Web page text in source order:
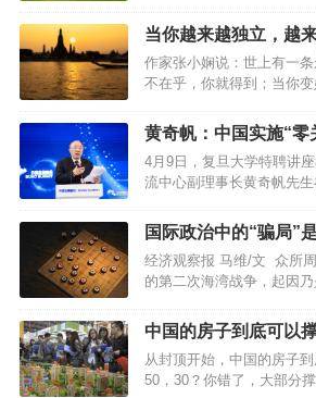
少，而在于帮助别人多少
从做个好人开始。约束自己
生中占有一个位置，生命
的内心…
予我们的存在以合理性。生
而是关于寻找和实现我们的
块未雕琢的玉石，需要经
出内在的价值。因此，活
不断探索和成长。很多时
助，是因为我们没有找到自
找到自己的热情和兴趣所
意义。当然，生…
当你越来越独立，越
作家张小娴说：世上有一
不在乎，你就得到；当你
单，你才能够宁缺毋滥。生
格，圈子更有多样的颜色。
者没有交集而恐惧焦虑。
己，都试图从中寻找理解
越是靠近，越觉得空虚；
向。而当我们决定变得独立
了迎合,多了自由最近，《
到了演员邓萃雯。…
黄奇帆：中国实施“零
化？
4月9日，复旦大学特聘讲
流中心副理事长黄奇帆先
刻分析了当下国际贸易形势
来。以下为演讲精编。大家
告内容就都在里面了。世
十年前，国际贸易中有
国家把拖拉机卖给我，我
之，由一个国家做出来的产
量是中间品的贸易，是零
的贸…
国际政治中的“骗局”
经济观察报 马维/文 众所
的第二次海湾战争，起因
大规模杀伤性武器，一边却
为，以欺骗国际舆论。而
顾这段历史时，却可能会
是，或许萨达姆当时声称
中国的房子到底可以
从封顶开始，中国的房子
50，30？你错了，大部分